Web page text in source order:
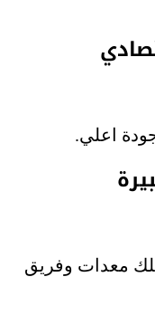
اعلي.
معدات وفريق